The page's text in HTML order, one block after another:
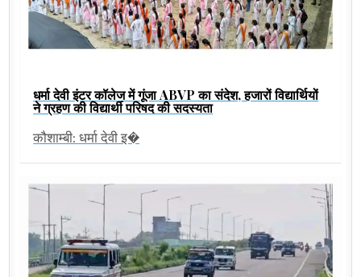
धर्मा देवी इंटर कॉलेज में गूंजा ABVP का संदेश, हजारों विद्यार्थियों
ने ग्रहण की विद्यार्थी परिषद की सदस्यता
कौशाम्बी: धर्मा देवी इ�